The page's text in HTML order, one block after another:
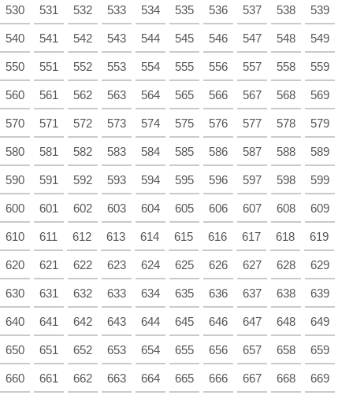
530 531 532 533 534 535 536 537 538 539
540 541 542 543 544 545 546 547 548 549
550 551 552 553 554 555 556 557 558 559
560 561 562 563 564 565 566 567 568 569
570 571 572 573 574 575 576 577 578 579
580 581 582 583 584 585 586 587 588 589
590 591 592 593 594 595 596 597 598 599
600 601 602 603 604 605 606 607 608 609
610 611 612 613 614 615 616 617 618 619
620 621 622 623 624 625 626 627 628 629
630 631 632 633 634 635 636 637 638 639
640 641 642 643 644 645 646 647 648 649
650 651 652 653 654 655 656 657 658 659
660 661 662 663 664 665 666 667 668 669